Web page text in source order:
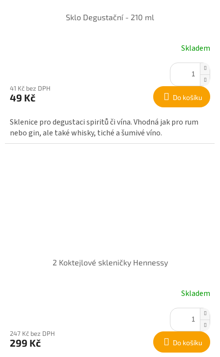
Sklo Degustační - 210 ml
Skladem
41 Kč bez DPH
49 Kč Do košíku
Sklenice pro degustaci spiritů či vína. Vhodná jak pro rum
nebo gin, ale také whisky, tiché a šumivé víno.
2 Koktejlové skleničky Hennessy
Skladem
247 Kč bez DPH
299 Kč Do košíku